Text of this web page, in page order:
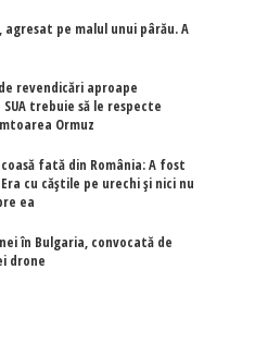
agresat pe malul unui pârău. A
revendicări aproape
trebuie să le respecte
Ormuz
fată din România: A fost
cu căștile pe urechi și nici nu
ea
în Bulgaria, convocată de
drone